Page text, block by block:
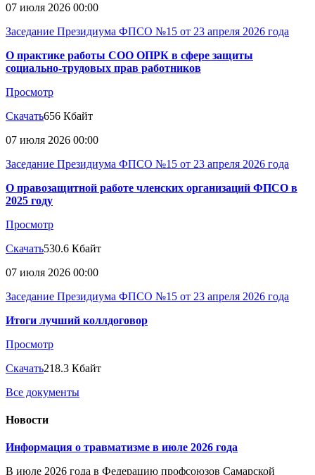
07 июля 2026 00:00
Заседание Президиума ФПСО №15 от 23 апреля 2026 года
О практике работы СОО ОПРК в сфере защиты
социально-трудовых прав работников
Просмотр
Скачать656 Кбайт
07 июля 2026 00:00
Заседание Президиума ФПСО №15 от 23 апреля 2026 года
О правозащитной работе членских организаций ФПСО в
2025 году
Просмотр
Скачать530.6 Кбайт
07 июля 2026 00:00
Заседание Президиума ФПСО №15 от 23 апреля 2026 года
Итоги лучший коллдоговор
Просмотр
Скачать218.3 Кбайт
Все документы
Новости
Информация о травматизме в июле 2026 года
В июле 2026 года в Федерацию профсоюзов Самарской